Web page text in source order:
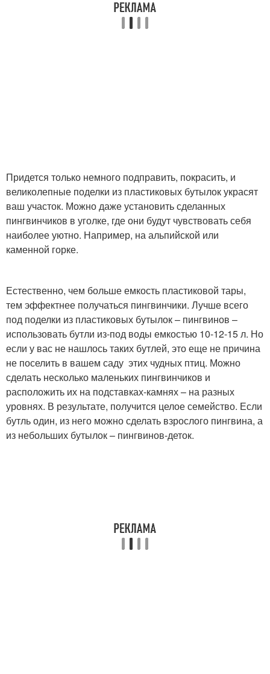
Придется только немного подправить, покрасить, и
великолепные поделки из пластиковых бутылок украсят
ваш участок. Можно даже установить сделанных
пингвинчиков в уголке, где они будут чувствовать себя
наиболее уютно. Например, на альпийской или
каменной горке.
Естественно, чем больше емкость пластиковой тары,
тем эффектнее получаться пингвинчики. Лучше всего
под поделки из пластиковых бутылок – пингвинов –
использовать бутли из-под воды емкостью 10-12-15 л. Но
если у вас не нашлось таких бутлей, это еще не причина
не поселить в вашем саду этих чудных птиц. Можно
сделать несколько маленьких пингвинчиков и
расположить их на подставках-камнях – на разных
уровнях. В результате, получится целое семейство. Если
бутль один, из него можно сделать взрослого пингвина, а
из небольших бутылок – пингвинов-деток.